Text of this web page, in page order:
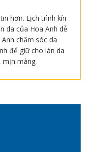
hơn. Lịch trình kín
da của Hoa Anh dễ
chăm sóc da
để giữ cho làn da
mịn màng.